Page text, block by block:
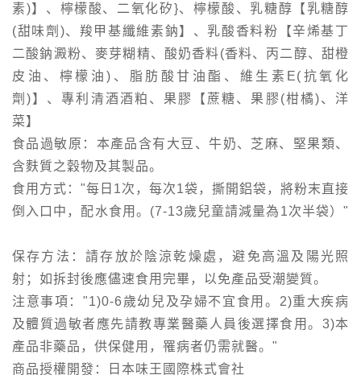
素)】、檸檬酸、二氧化矽}、檸檬酸、乳糖醇【乳糖醇
(甜味劑)、羧甲基纖維素鈉】、乳酸香料粉【辛烯基丁
二酸鈉澱粉、麥芽糊精、酸奶香料(香料、丙二醇、甜橙
皮油、檸檬油)、脂肪酸甘油酯、維生素E(抗氧化
劑)】、專利清酒酒粕、果膠【蔗糖、果膠(柑橘)、洋
菜】
食品過敏原：本產品含有大豆、牛奶、芝麻、堅果類、
含麩質之穀物及其製品。
食用方式："每日1次，每次1袋，撕開鋁袋，將粉末直接
倒入口中，配水食用。(7-13歲兒童請減量為1次半袋）"
保存方法：請存放於陰涼乾燥處，避免高溫及陽光照
射；如拆封後應儘速食用完畢，以免產品受潮變質。
注意事項："1)0-6歲幼兒及孕婦不宜食用。2)重大疾病
及體質過敏者應先請教專業醫藥人員後選擇食用。3)本
產品非藥品，供保健用，罹病者仍需就醫。"
商品授權開發：日本味王國際株式會社